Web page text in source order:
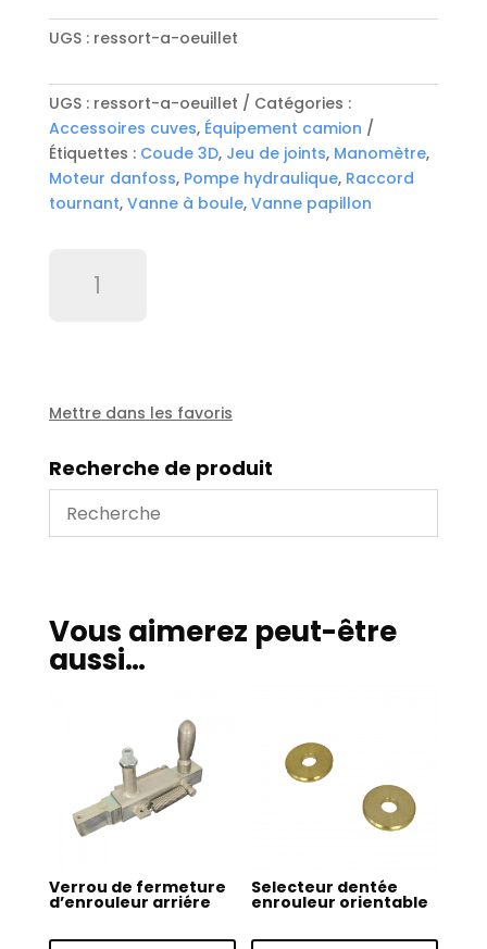
UGS : ressort-a-oeuillet
UGS : ressort-a-oeuillet
Catégories :
Accessoires cuves, Équipement camion
Étiquettes : Coude 3D, Jeu de joints, Manomètre,
Moteur danfoss, Pompe hydraulique, Raccord
tournant, Vanne à boule, Vanne papillon
Mettre dans les favoris
Recherche de produit
Vous aimerez peut-être
aussi…
Verrou de fermeture
d’enrouleur arriére
Selecteur dentée
enrouleur orientable